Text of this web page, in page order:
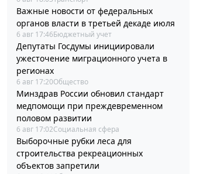
Важные новости от федеральных
органов власти в третьей декаде июля
6 авг 17:46Бюджетный учет
Депутаты Госдумы инициировали
ужесточение миграционного учета в
регионах
6 авг 17:20Общество
Минздрав России обновил стандарт
медпомощи при преждевременном
половом развитии
6 авг 17:02Социальная сфера
Выборочные рубки леса для
строительства рекреационных
объектов запретили